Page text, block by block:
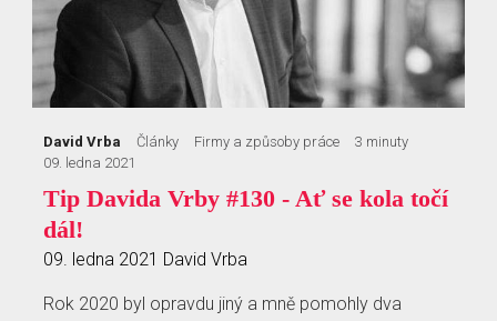
David Vrba Články Firmy a způsoby práce
3 minuty
09. ledna 2021
Tip Davida Vrby #130 - Ať se kola točí
dál!
09. ledna 2021 David Vrba
Rok 2020 byl opravdu jiný a mně pomohly dva